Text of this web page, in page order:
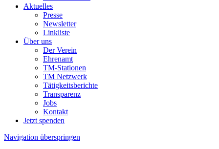
Aktuelles
Presse
Newsletter
Linkliste
Über uns
Der Verein
Ehrenamt
TM-Stationen
TM Netzwerk
Tätigkeitsberichte
Transparenz
Jobs
Kontakt
Jetzt spenden
Navigation überspringen